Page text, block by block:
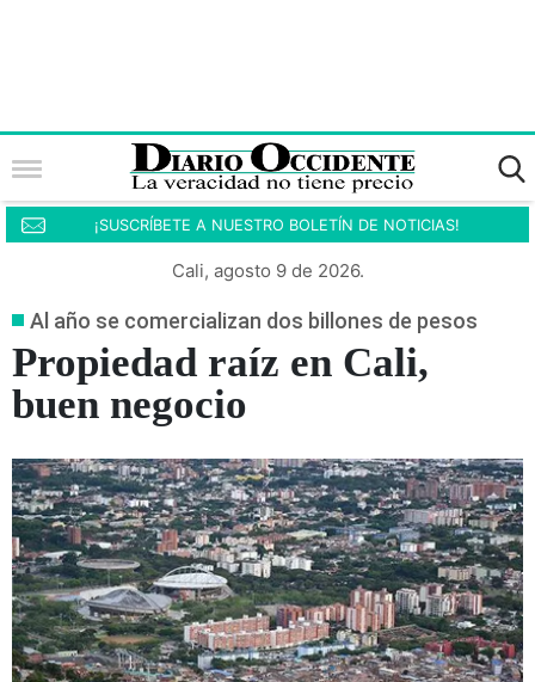
¡SUSCRÍBETE A NUESTRO BOLETÍN DE NOTICIAS!
Cali, agosto 9 de 2026.
Al año se comercializan dos billones de pesos
Propiedad raíz en Cali,
buen negocio